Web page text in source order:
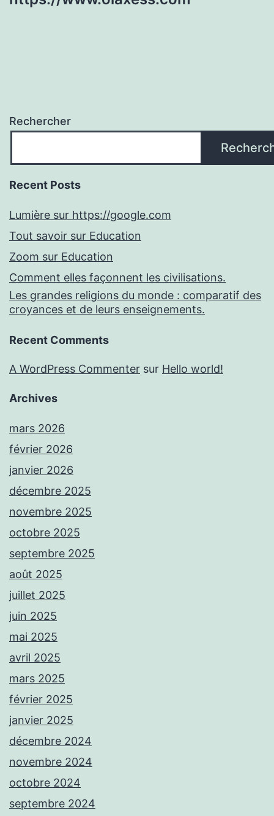
Rechercher
Recent Posts
Lumière sur https://google.com
Tout savoir sur Education
Zoom sur Education
Comment elles façonnent les civilisations.
Les grandes religions du monde : comparatif des
croyances et de leurs enseignements.
Recent Comments
A WordPress Commenter sur Hello world!
Archives
mars 2026
février 2026
janvier 2026
décembre 2025
novembre 2025
octobre 2025
septembre 2025
août 2025
juillet 2025
juin 2025
mai 2025
avril 2025
mars 2025
février 2025
janvier 2025
décembre 2024
novembre 2024
octobre 2024
septembre 2024